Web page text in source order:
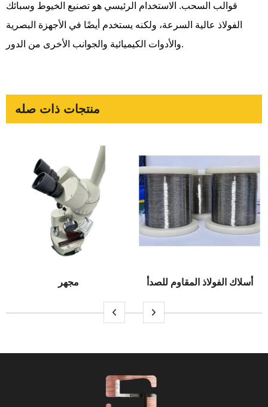
قوالب السحب. الاستخدام الرئيسي هو تصنيع الخيوط وسبائك
الفولاذ عالية السرعة، ولكنه يستخدم أيضًا في الأجهزة البصرية
والأدوات الكيميائية والجوانب الأخرى من الدور.
منتجات ذات صله
مجهر أسلاك الفولاذ المقاوم للصدأ